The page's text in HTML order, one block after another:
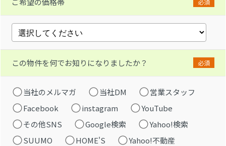
この物件を何でお知りになりましたか？ 必須
当社のメルマガ 当社DM
営業スタッフ
Facebook
instagram
YouTube
その他SNS
Google検索
Yahoo!検索
SUUMO
HOME'S
Yahoo!不動産